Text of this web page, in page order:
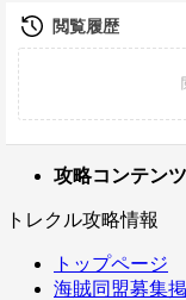
攻略コンテンツ
トレクル攻略情報
トップページ
海賊同盟募集